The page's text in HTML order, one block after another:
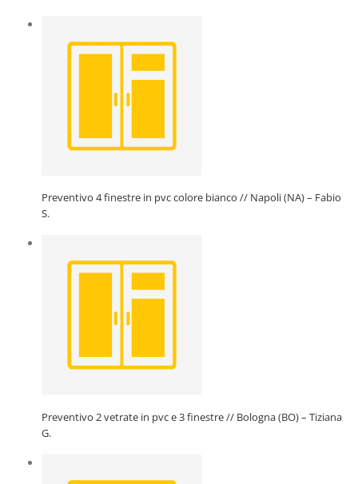
Preventivo 4 finestre in pvc colore bianco // Napoli (NA) – Fabio
S.
Preventivo 2 vetrate in pvc e 3 finestre // Bologna (BO) – Tiziana
G.